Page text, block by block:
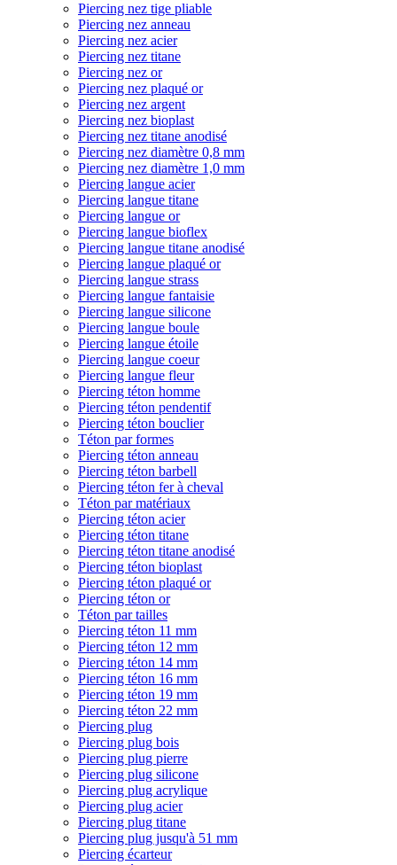
Piercing nez tige pliable
Piercing nez anneau
Piercing nez acier
Piercing nez titane
Piercing nez or
Piercing nez plaqué or
Piercing nez argent
Piercing nez bioplast
Piercing nez titane anodisé
Piercing nez diamètre 0,8 mm
Piercing nez diamètre 1,0 mm
Piercing langue acier
Piercing langue titane
Piercing langue or
Piercing langue bioflex
Piercing langue titane anodisé
Piercing langue plaqué or
Piercing langue strass
Piercing langue fantaisie
Piercing langue silicone
Piercing langue boule
Piercing langue étoile
Piercing langue coeur
Piercing langue fleur
Piercing téton homme
Piercing téton pendentif
Piercing téton bouclier
Téton par formes
Piercing téton anneau
Piercing téton barbell
Piercing téton fer à cheval
Téton par matériaux
Piercing téton acier
Piercing téton titane
Piercing téton titane anodisé
Piercing téton bioplast
Piercing téton plaqué or
Piercing téton or
Téton par tailles
Piercing téton 11 mm
Piercing téton 12 mm
Piercing téton 14 mm
Piercing téton 16 mm
Piercing téton 19 mm
Piercing téton 22 mm
Piercing plug
Piercing plug bois
Piercing plug pierre
Piercing plug silicone
Piercing plug acrylique
Piercing plug acier
Piercing plug titane
Piercing plug jusqu'à 51 mm
Piercing écarteur